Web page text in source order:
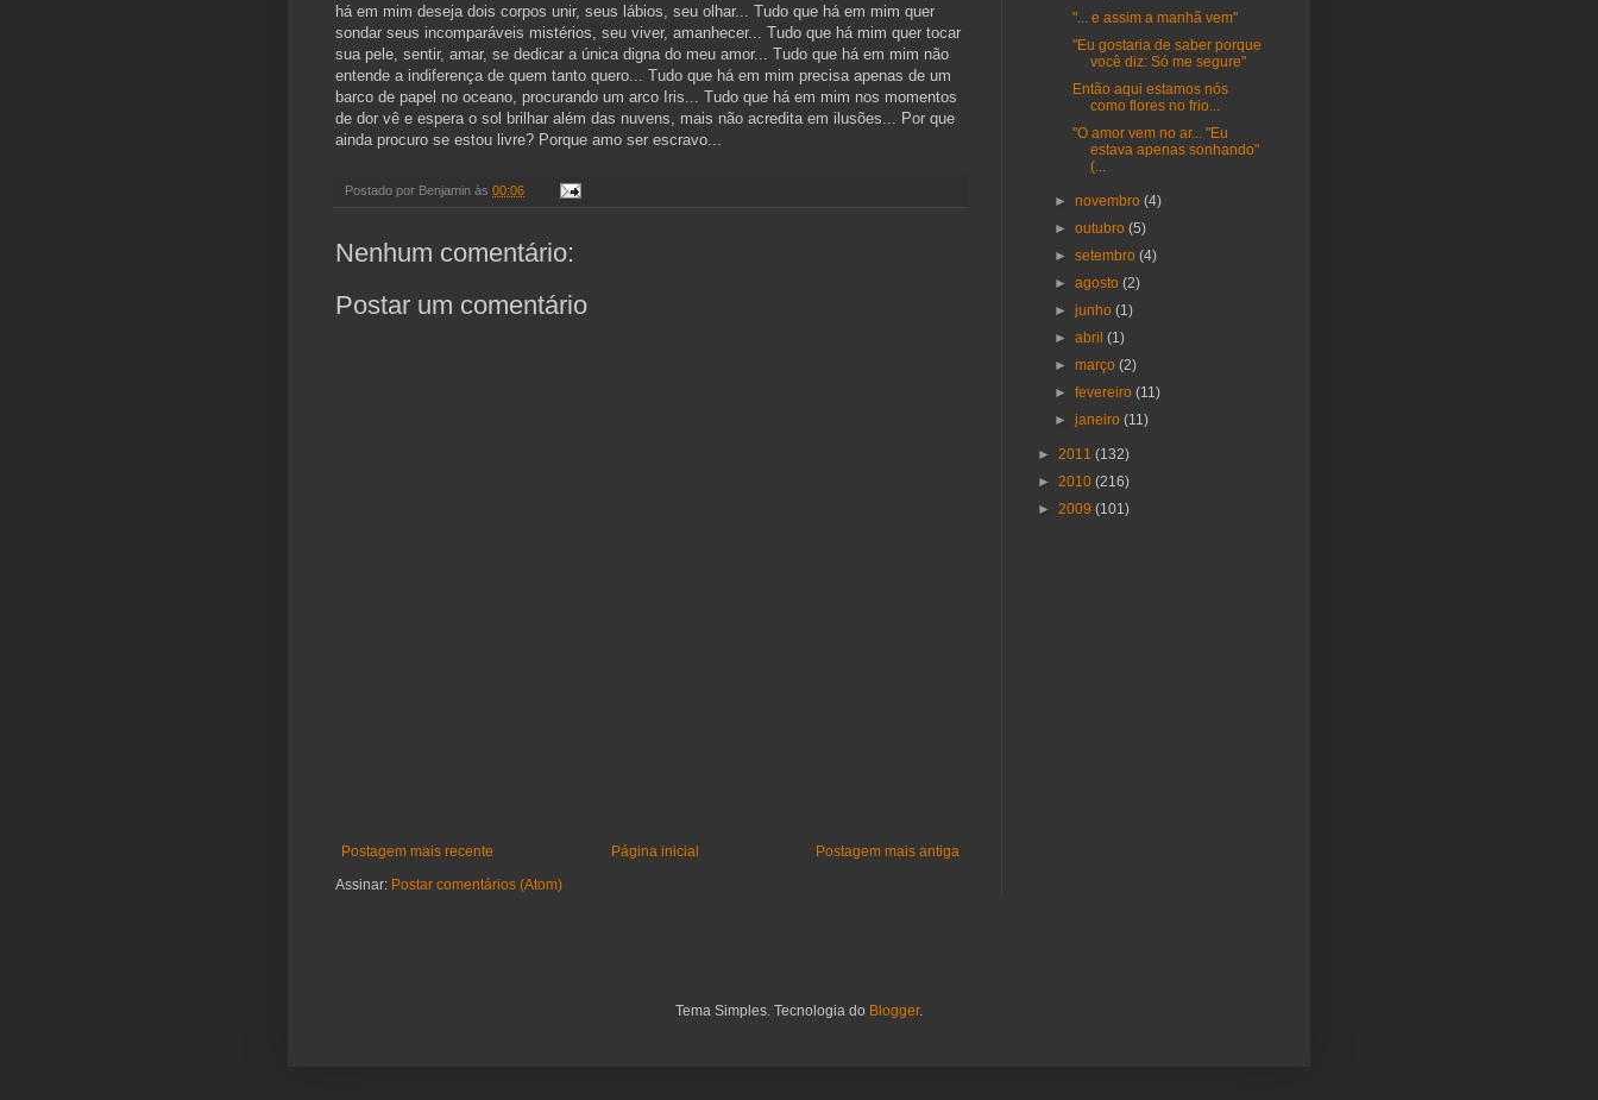
há em mim deseja dois corpos unir, seus lábios, seu olhar... Tudo que há em mim quer
sondar seus incomparáveis mistérios, seu viver, amanhecer... Tudo que há mim quer tocar
sua pele, sentir, amar, se dedicar a única digna do meu amor... Tudo que há em mim não
entende a indiferença de quem tanto quero... Tudo que há em mim precisa apenas de um
barco de papel no oceano, procurando um arco Iris... Tudo que há em mim nos momentos
de dor vê e espera o sol brilhar além das nuvens, mais não acredita em ilusões... Por que
ainda procuro se estou livre? Porque amo ser escravo...
Postado por Benjamin às 00:06
Nenhum comentário:
Postar um comentário
Postagem mais recente Postagem mais antiga
Página inicial
Assinar: Postar comentários (Atom)
"... e assim a manhã vem"
"Eu gostaria de saber porque
você diz: Só me segure"
Então aqui estamos nós
como flores no frio...
"O amor vem no ar... "Eu
estava apenas sonhando"
(...
►novembro(4)
►outubro(5)
►setembro(4)
►agosto(2)
►junho(1)
►abril(1)
►março(2)
►fevereiro(11)
►janeiro(11)
► 2011 (132)
► 2010 (216)
► 2009 (101)
Tema Simples. Tecnologia do Blogger.